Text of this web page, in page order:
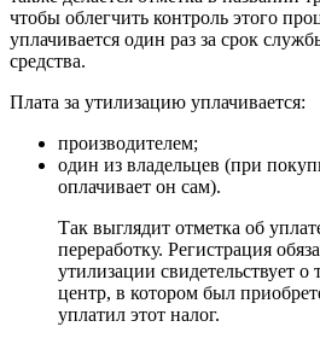
чтобы облегчить контроль этого
уплачивается один раз за срок
средства.
Плата за утилизацию уплачивается:
производителем;
один из владельцев (при
оплачивает он сам).
Так выглядит отметка об
переработку. Регистрация
утилизации свидетельствует о
центр, в котором был
уплатил этот налог.